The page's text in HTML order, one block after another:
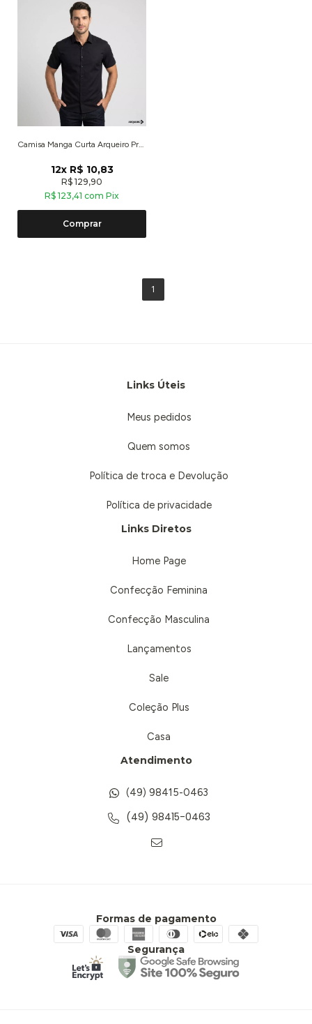
Camisa Manga Curta Arqueiro Preto
12x R$ 10,83
R$ 129,90
R$ 123,41 com Pix
Comprar
1
Links Úteis
Meus pedidos
Quem somos
Política de troca e Devolução
Política de privacidade
Links Diretos
Home Page
Confecção Feminina
Confecção Masculina
Lançamentos
Sale
Coleção Plus
Casa
Atendimento
(49) 98415-0463
(49) 98415-0463
Formas de pagamento
Segurança